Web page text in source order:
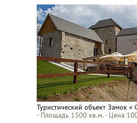
Туристический объект Замок «
- Площадь 1500 кв.м. - Цена